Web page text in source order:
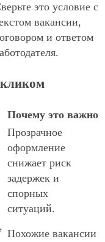
это условие с
вакансии,
и ответом
Почему это важно
Прозрачное
оформление
снижает риск
задержек и
спорных
ситуаций.
Похожие вакансии